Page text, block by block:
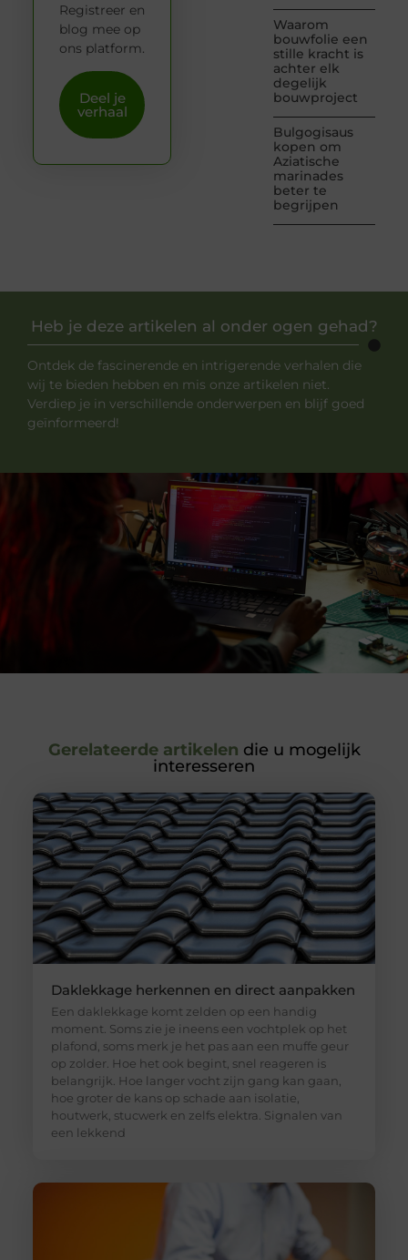
Waarom
bouwfolie een
stille kracht is
achter elk
degelijk
bouwproject
Bulgogisaus
kopen om
Aziatische
marinades
beter te
begrijpen
Registreer en
blog mee op
ons platform.
Deel je
verhaal
Heb je deze artikelen al onder ogen gehad?
Ontdek de fascinerende en intrigerende verhalen die
wij te bieden hebben en mis onze artikelen niet.
Verdiep je in verschillende onderwerpen en blijf goed
geïnformeerd!
Gerelateerde artikelen die u mogelijk
interesseren
Daklekkage herkennen en direct aanpakken
Een daklekkage komt zelden op een handig
moment. Soms zie je ineens een vochtplek op het
plafond, soms merk je het pas aan een muffe geur
op zolder. Hoe het ook begint, snel reageren is
belangrijk. Hoe langer vocht zijn gang kan gaan,
hoe groter de kans op schade aan isolatie,
houtwerk, stucwerk en zelfs elektra. Signalen van
een lekkend